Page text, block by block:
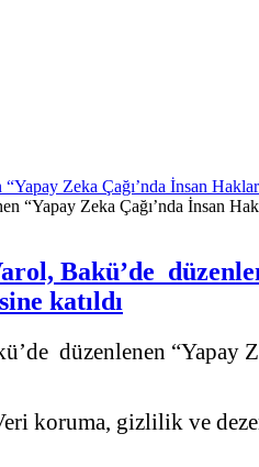
Zeka Çağı’nda İnsan
Bakü’de
katıldı
düzenlenen “Yapay
koruma, gizlilik ve